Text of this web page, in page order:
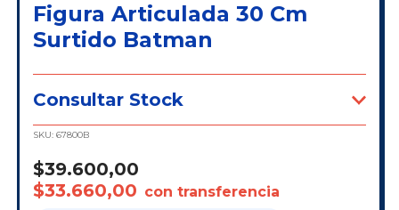
Figura Articulada 30 Cm
Surtido Batman
Consultar Stock
SKU: 67800B
$39.600,00
$33.660,00 con transferencia